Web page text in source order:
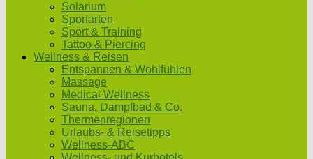
Solarium
Sportarten
Sport & Training
Tattoo & Piercing
Wellness & Reisen
Entspannen & Wohlfühlen
Massage
Medical Wellness
Sauna, Dampfbad & Co.
Thermenregionen
Urlaubs- & Reisetipps
Wellness-ABC